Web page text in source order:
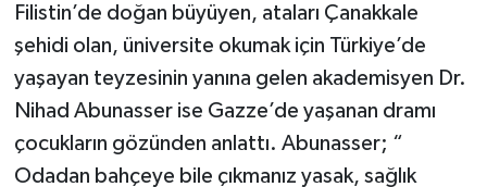
Filistin’de doğan büyüyen, ataları Çanakkale
şehidi olan, üniversite okumak için Türkiye’de
yaşayan teyzesinin yanına gelen akademisyen Dr.
Nihad Abunasser ise Gazze’de yaşanan dramı
çocukların gözünden anlattı. Abunasser; “
Odadan bahçeye bile çıkmanız yasak, sağlık